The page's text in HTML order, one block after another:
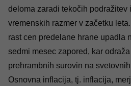
deloma zaradi tekočih podražitev
vremenskih razmer v začetku
rast cen predelane hrane upadla
sedmi mesec zapored, kar
prehrambnih surovin na
Osnovna inflacija, tj. inflacija,